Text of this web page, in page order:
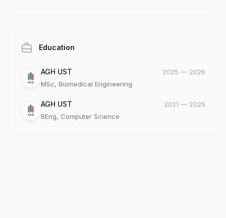
Education
Company
AGH UST
Date 2025 — 2026
Role
MSc, Biomedical Engineering
Company
AGH UST
Date 2021 — 2025
Role
BEng, Computer Science